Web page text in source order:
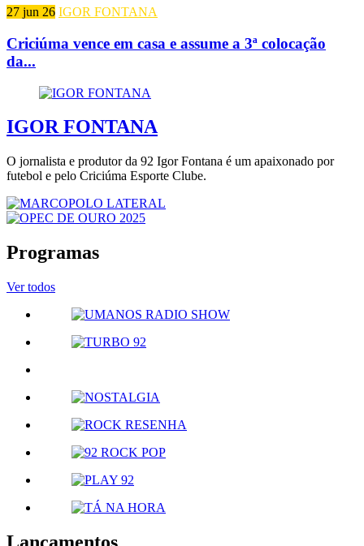
27 jun 26 IGOR FONTANA
Criciúma vence em casa e assume a 3ª colocação
da...
IGOR FONTANA
O jornalista e produtor da 92 Igor Fontana é um apaixonado por
futebol e pelo Criciúma Esporte Clube.
Programas
Ver todos